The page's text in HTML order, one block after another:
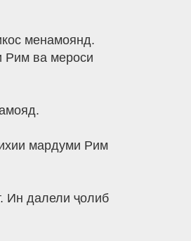
менамоянд.
Рим ва мероси
мардуми Рим
Ин далели ҷолиб